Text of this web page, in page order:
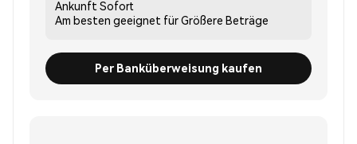
Ankunft Sofort
Am besten geeignet fürGrößere Beträge
Per Banküberweisung kaufen